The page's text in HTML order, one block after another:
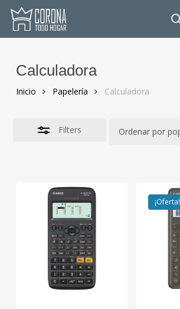
Skip
main
Calculadora
Inicio Papelería Calculadora
Filters
¡Oferta!